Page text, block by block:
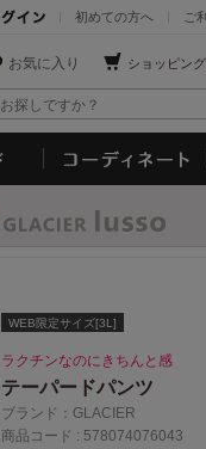
ご
初めての方へ
ショッピン
お気に入り
WEB限定サイズ[3L]
ラクチンなのにきちんと感
テーパードパンツ
ブランド： GLACIER
商品コード : 578074076043